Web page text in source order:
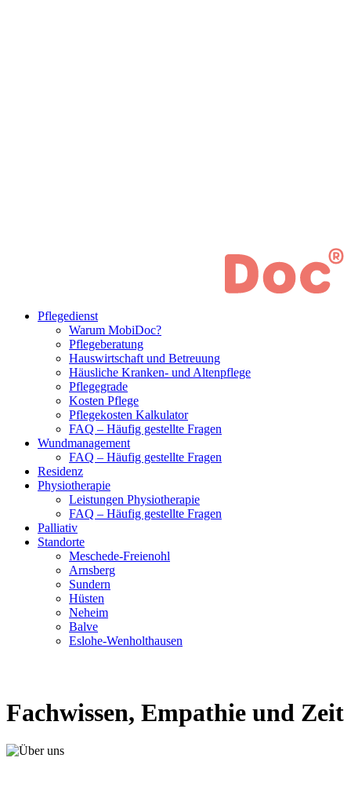
Pflegedienst
Warum MobiDoc?
Pflegeberatung
Hauswirtschaft und Betreuung
Häusliche Kranken- und Altenpflege
Pflegegrade
Kosten Pflege
Pflegekosten Kalkulator
FAQ – Häufig gestellte Fragen
Wundmanagement
FAQ – Häufig gestellte Fragen
Residenz
Physiotherapie
Leistungen Physiotherapie
FAQ – Häufig gestellte Fragen
Palliativ
Standorte
Meschede-Freienohl
Arnsberg
Sundern
Hüsten
Neheim
Balve
Eslohe-Wenholthausen
Fachwissen, Empathie und Zeit